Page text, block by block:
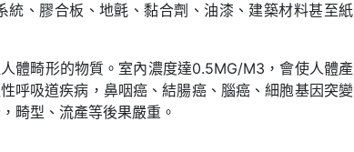
、膠合板、地氈、黏合劑、油漆、建築材料甚至紙
體畸形的物質。室內濃度達0.5MG/M3，會使人體產
呼吸道疾病，鼻咽癌、結腸癌、腦癌、細胞基因突變
畸型、流產等後果嚴重。